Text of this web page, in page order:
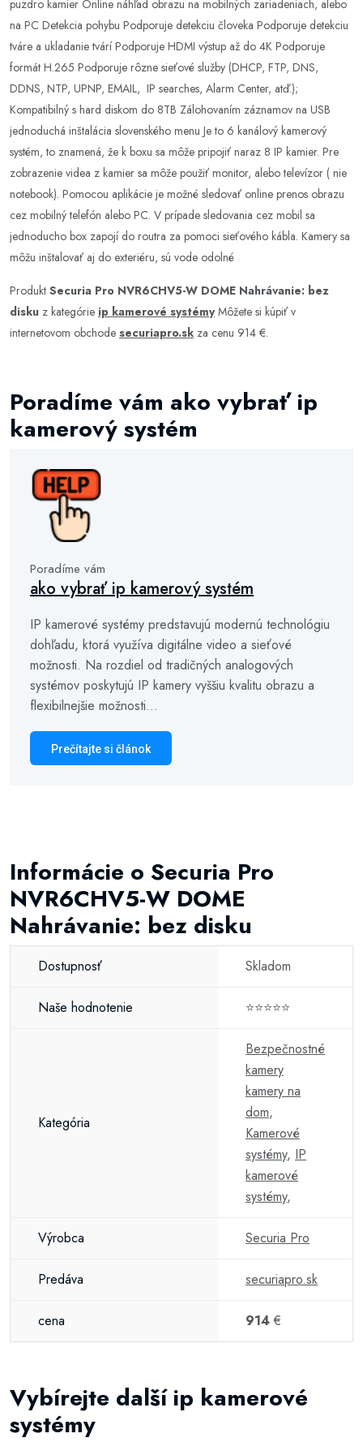
puzdro kamier Online náhľad obrazu na mobilných zariadeniach, alebo
na PC Detekcia pohybu Podporuje detekciu človeka Podporuje detekciu
tváre a ukladanie tvárí Podporuje HDMI výstup až do 4K Podporuje
formát H.265 Podporuje rôzne sieťové služby (DHCP, FTP, DNS,
DDNS, NTP, UPNP, EMAIL, IP searches, Alarm Center, atď.);
Kompatibilný s hard diskom do 8TB Zálohovaním záznamov na USB
jednoduchá inštalácia slovenského menu Je to 6 kanálový kamerový
systém, to znamená, že k boxu sa môže pripojiť naraz 8 IP kamier. Pre
zobrazenie videa z kamier sa môže použiť monitor, alebo televízor ( nie
notebook). Pomocou aplikácie je možné sledovať online prenos obrazu
cez mobilný telefón alebo PC. V prípade sledovania cez mobil sa
jednoducho box zapojí do routra za pomoci sieťového kábla. Kamery sa
môžu inštalovať aj do exteriéru, sú vode odolné
Produkt Securia Pro NVR6CHV5-W DOME Nahrávanie: bez
disku z kategórie ip kamerové systémyMôžete si kúpiť v
internetovom obchode securiapro.sk za cenu 914 €.
Poradíme vám ako vybrať ip
kamerový systém
Poradíme vám
ako vybrať ip kamerový systém
IP kamerové systémy predstavujú modernú technológiu
dohľadu, ktorá využíva digitálne video a sieťové
možnosti. Na rozdiel od tradičných analogových
systémov poskytujú IP kamery vyššiu kvalitu obrazu a
flexibilnejšie možnosti...
Prečítajte si článok
Informácie o Securia Pro
NVR6CHV5-W DOME
Nahrávanie: bez disku
Dostupnosť Skladom
Naše hodnotenie ⭐⭐⭐⭐⭐
Kategória
Bezpečnostné
kamery
kamery na
dom,
Kamerové
systémy, IP
kamerové
systémy,
Výrobca Securia Pro
Predáva securiapro.sk
cena 914 €
Vybírejte další ip kamerové
systémy